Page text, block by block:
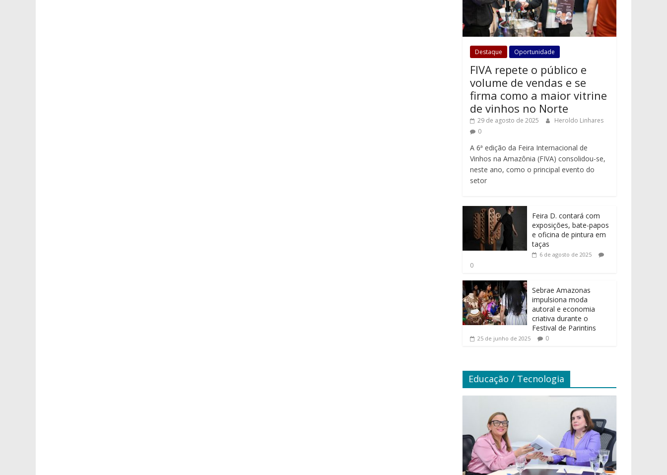
Destaque Oportunidade
FIVA repete o público e
volume de vendas e se
firma como a maior vitrine
de vinhos no Norte
29 de agosto de 2025
Heroldo Linhares
0
A 6ª edição da Feira Internacional de
Vinhos na Amazônia (FIVA) consolidou-se,
neste ano, como o principal evento do
setor
Feira D. contará com
exposições, bate-papos
e oficina de pintura em
taças
6 de agosto de 2025
0
Sebrae Amazonas
impulsiona moda
autoral e economia
criativa durante o
Festival de Parintins
25 de junho de 2025 0
Educação / Tecnologia